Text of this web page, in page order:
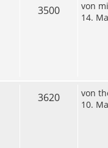
3500 von
14.
3620 von
10.